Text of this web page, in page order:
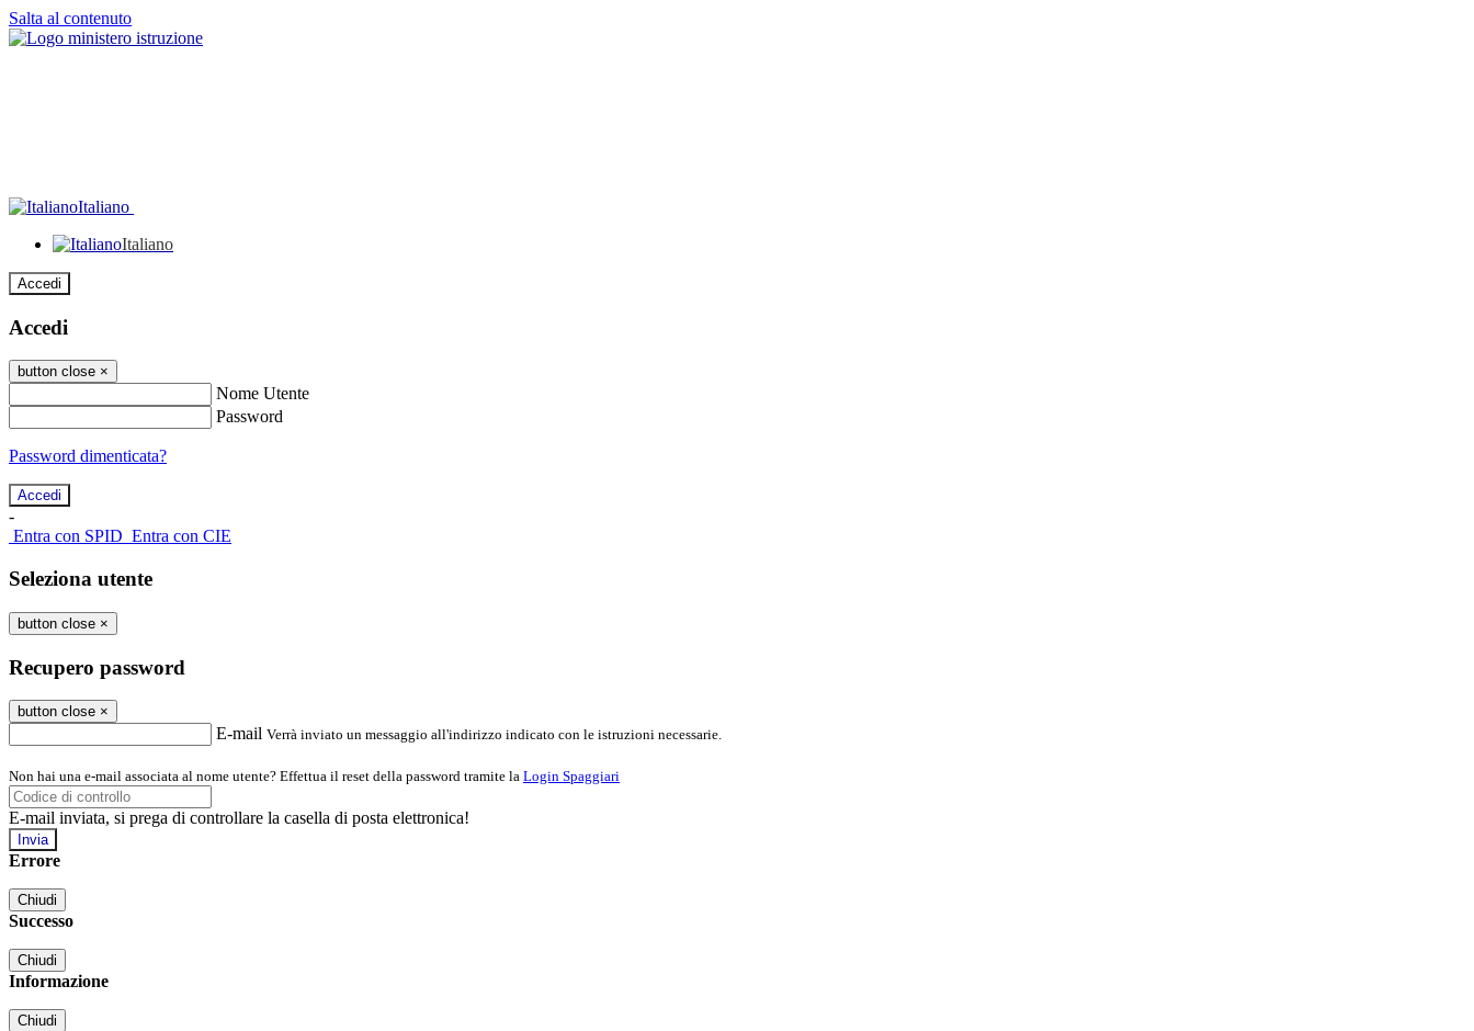
Salta al contenuto
Italiano
Italiano
Accedi
Accedi
button close ×
Nome Utente
Password
Password dimenticata?
-
Entra con SPID Entra con CIE
Seleziona utente
button close ×
Recupero password
button close ×
E-mail Verrà inviato un messaggio all'indirizzo indicato con le istruzioni necessarie.
Non hai una e-mail associata al nome utente? Effettua il reset della password tramite la Login Spaggiari
E-mail inviata, si prega di controllare la casella di posta elettronica!
Errore
Chiudi
Successo
Chiudi
Informazione
Chiudi